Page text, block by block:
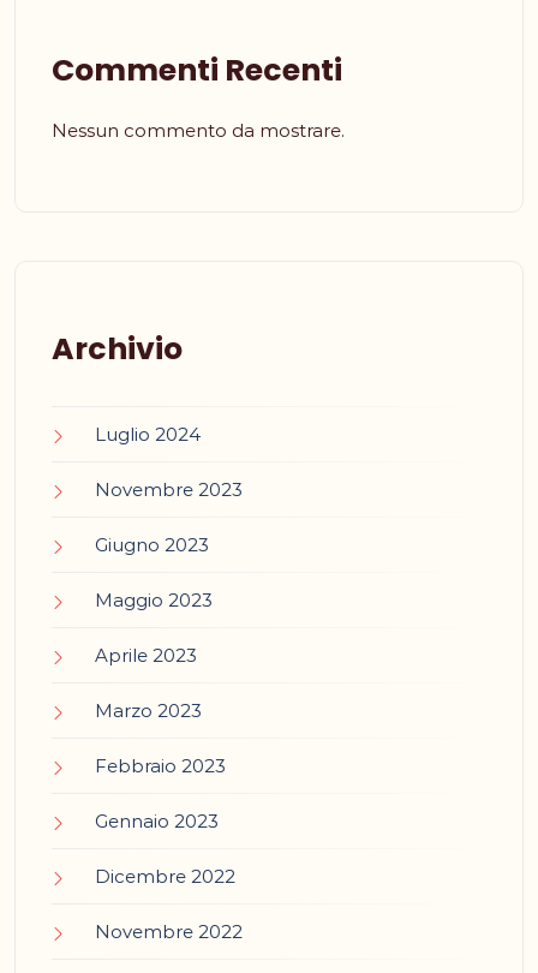
Commenti Recenti
Nessun commento da mostrare.
Archivio
Luglio 2024
Novembre 2023
Giugno 2023
Maggio 2023
Aprile 2023
Marzo 2023
Febbraio 2023
Gennaio 2023
Dicembre 2022
Novembre 2022